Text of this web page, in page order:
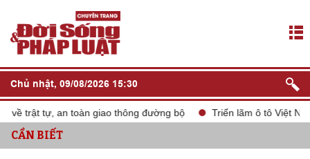
Chủ nhật, 09/08/2026 15:30
trật tự, an toàn giao thông đường bộ Triển lãm ô tô Việt Nam
CẦN BIẾT